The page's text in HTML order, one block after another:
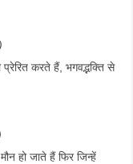
करते हैं, भगवद्भक्ति से
हो जाते हैं फिर जिन्हें